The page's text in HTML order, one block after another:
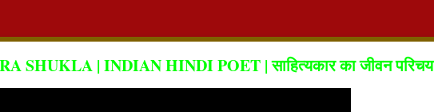
SHUKLA | INDIAN HINDI POET | साहित्यकार का जीवन परिचय